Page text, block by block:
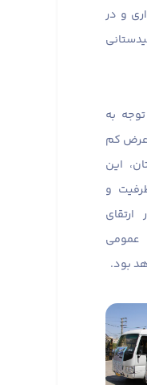
و در
به
عرض کم
این
و
بود.